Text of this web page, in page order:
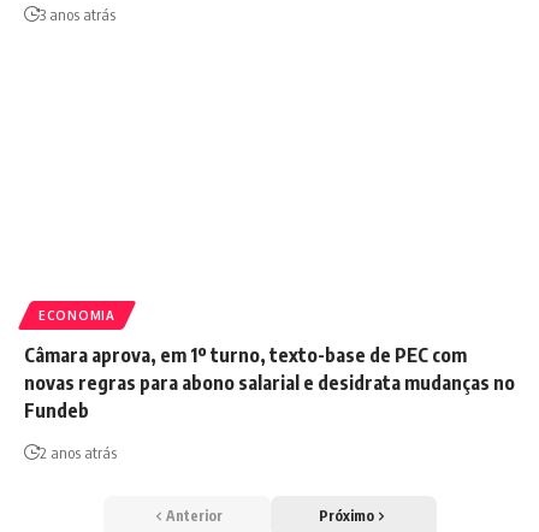
3 anos atrás
ECONOMIA
Câmara aprova, em 1º turno, texto-base de PEC com
novas regras para abono salarial e desidrata mudanças no
Fundeb
2 anos atrás
Anterior Próximo